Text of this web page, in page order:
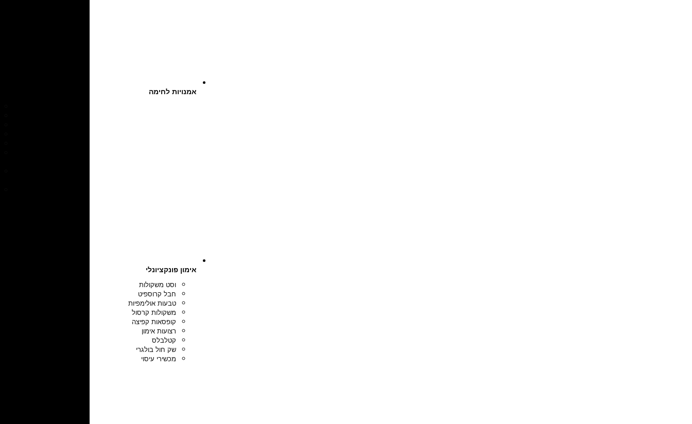
אמנויות לחימה
אימון פונקציונלי
וסט משקולות
חבל קרוספיט
טבעות אולימפיות
משקולות קרסול
קופסאות קפיצה
רצועות אימון
קטלבלס
שק חול בולגרי
מכשירי עיסוי